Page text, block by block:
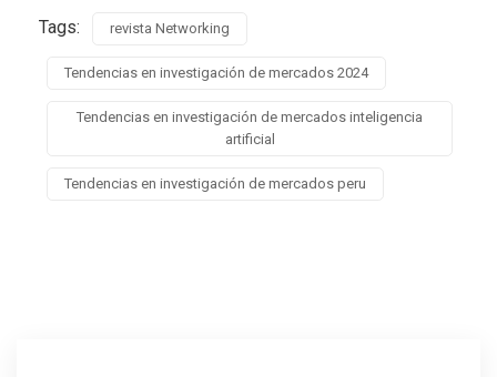
Tags: revista Networking
Tendencias en investigación de mercados 2024
Tendencias en investigación de mercados inteligencia
artificial
Tendencias en investigación de mercados peru